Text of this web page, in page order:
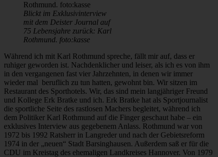
Blickt im Exklusivinterview
mit dem Deister Journal auf
75 Lebensjahre zurück: Karl
Rothmund. foto:kasse
Während ich mit Karl Rothmund spreche, fällt mir auf, dass er
ruhiger geworden ist. Nachdenklicher und leiser, als ich es von ihm
in den vergangenen fast vier Jahrzehnten, in denen wir immer
wieder mal beruflich zu tun hatten, gewohnt bin. Wir sitzen im
Restaurant des Sporthotels. Wir, das sind mein langjähriger Freund
und Kollege Erk Bratke und ich. Erk Bratke hat als Sportjournalist
die sportliche Seite des rastlosen Machers begleitet, während ich
dem Politiker Karl Rothmund auf die Finger geschaut habe – ein
exklusives Interview aus gegebenem Anlass. Rothmund war von
1972 bis 1992 Ratsherr in Langreder und nach der Gebietsreform
1974 in der „neuen“ Stadt Barsinghausen. Außerdem saß er für die
CDU im Kreistag des ehemaligen Landkreises Hannover. Von 1979